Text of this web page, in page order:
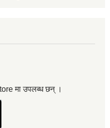
मा उपलब्ध छन् ।